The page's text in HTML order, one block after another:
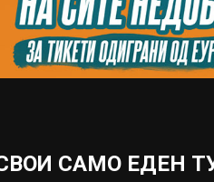
САМО ЕДЕН